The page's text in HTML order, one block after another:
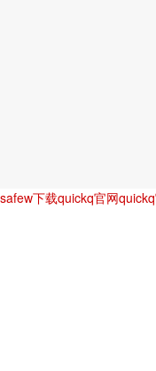
safew下载quickq官网